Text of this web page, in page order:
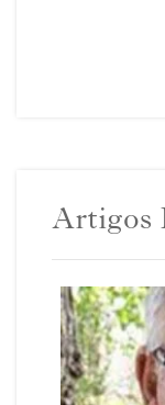
Artigos